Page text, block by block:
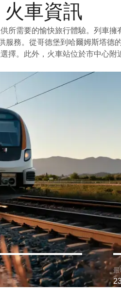
車資訊
所需要的愉快旅行體驗。列車
務。從哥德堡到哈爾姆斯塔德
擇。此外，火車站位於市中心
最